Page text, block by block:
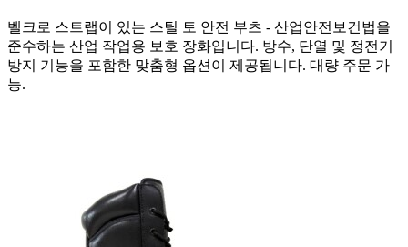
벨크로 스트랩이 있는 스틸 토 안전 부츠 - 산업안전보건법을
준수하는 산업 작업용 보호 장화입니다. 방수, 단열 및 정전기
방지 기능을 포함한 맞춤형 옵션이 제공됩니다. 대량 주문 가
능.